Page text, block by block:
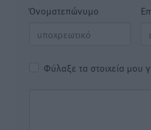
Όνοματεπώνυμο
Φύλαξε τα στοιχεία μου